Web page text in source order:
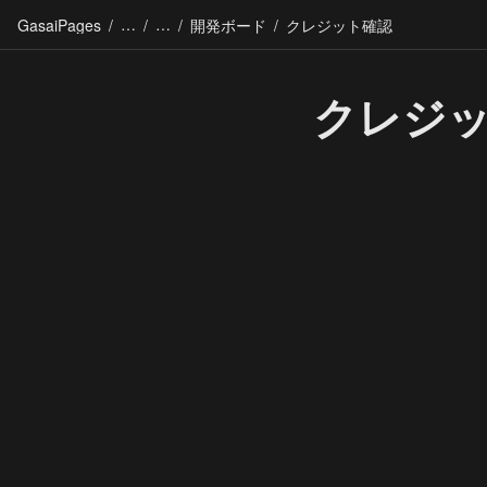
GasaiPages / / / 開発ボード / クレジット確認
クレジ